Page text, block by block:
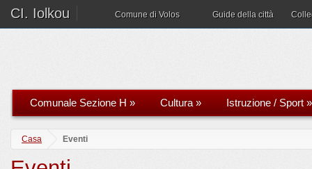
CI. Iolkou Comune di Volos Guide della città
Comunale Sezione H » Cultura» Istruzione / Sport »
Casa Eventi